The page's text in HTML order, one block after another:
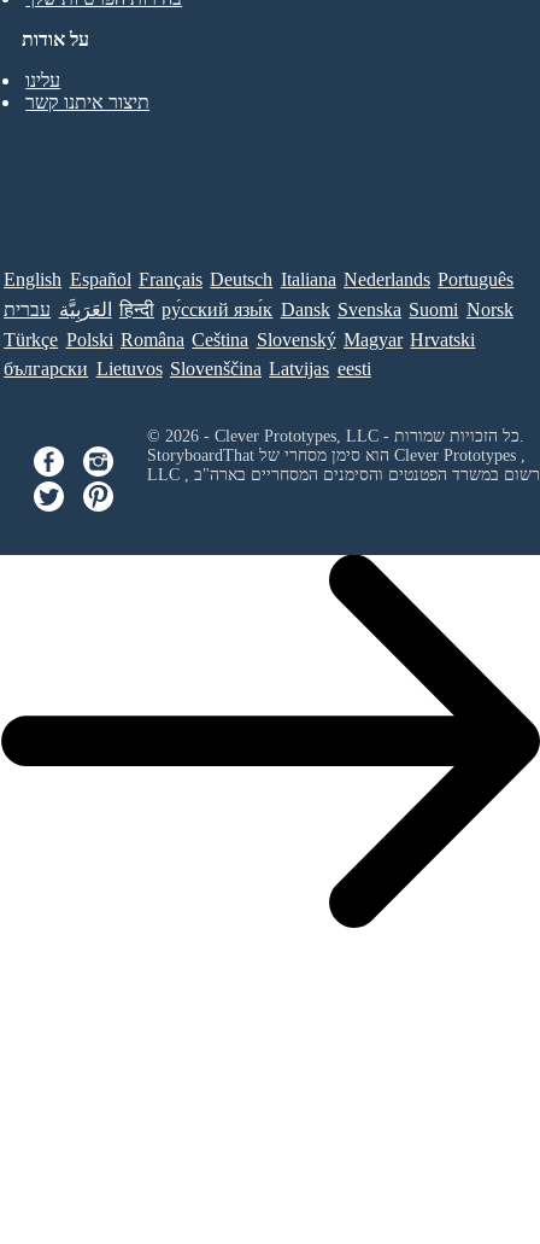
על אודות
עלינו
תיצור איתנו קשר
English Español Français Deutsch Italiana Nederlands Português
עברית العَرَبِيَّة हिन्दी ру́сский язы́к Dansk Svenska Suomi Norsk
Türkçe Polski Româna Ceština Slovenský Magyar Hrvatski
български Lietuvos Slovenščina Latvijas eesti
© 2026 - Clever Prototypes, LLC - כל הזכויות שמורות.
Clever Prototypes ,
LLC
ורשום במשרד הפטנטים והסימנים המסחריים בארה"ב